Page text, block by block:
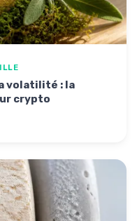
volatilité : la
crypto